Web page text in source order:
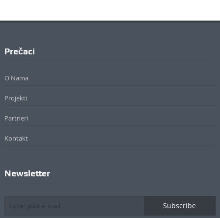
Prečaci
O Nama
Projekti
Partneri
Kontakt
Newsletter
Subscribe